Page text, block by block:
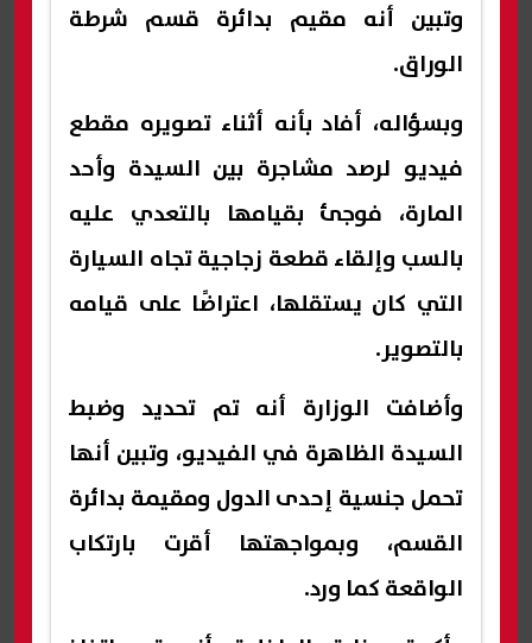
وتبين أنه مقيم بدائرة قسم شرطة
الوراق.
وبسؤاله، أفاد بأنه أثناء تصويره مقطع
فيديو لرصد مشاجرة بين السيدة وأحد
المارة، فوجئ بقيامها بالتعدي عليه
بالسب وإلقاء قطعة زجاجية تجاه السيارة
التي كان يستقلها، اعتراضًا على قيامه
بالتصوير.
وأضافت الوزارة أنه تم تحديد وضبط
السيدة الظاهرة في الفيديو، وتبين أنها
تحمل جنسية إحدى الدول ومقيمة بدائرة
القسم، وبمواجهتها أقرت بارتكاب
الواقعة كما ورد.